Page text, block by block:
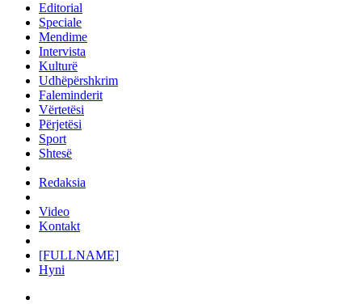
Editorial
Speciale
Mendime
Intervista
Kulturë
Udhëpërshkrim
Faleminderit
Vërtetësi
Përjetësi
Sport
Shtesë
Redaksia
Video
Kontakt
[FULLNAME]
Hyni